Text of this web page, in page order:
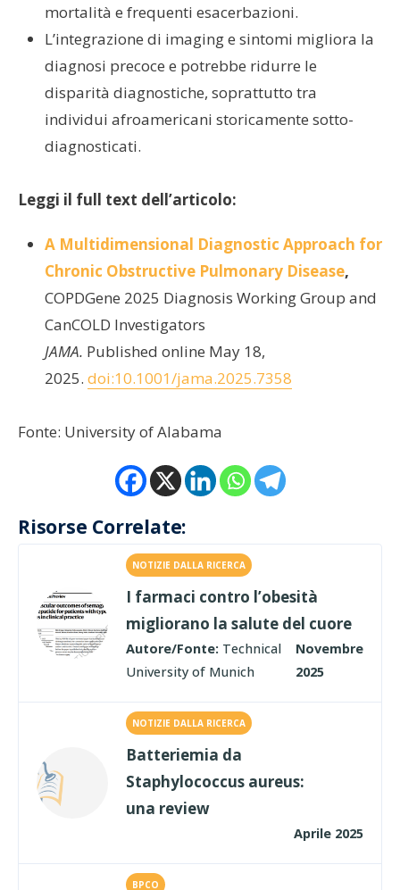
mortalità e frequenti esacerbazioni.
L’integrazione di imaging e sintomi migliora la
diagnosi precoce e potrebbe ridurre le
disparità diagnostiche, soprattutto tra
individui afroamericani storicamente sotto-
diagnosticati.
Leggi il full text dell’articolo:
A Multidimensional Diagnostic Approach for
Chronic Obstructive Pulmonary Disease,
COPDGene 2025 Diagnosis Working Group and
CanCOLD Investigators
JAMA. Published online May 18,
2025. doi:10.1001/jama.2025.7358
Fonte: University of Alabama
Risorse Correlate:
NOTIZIE DALLA RICERCA
I farmaci contro l’obesità
migliorano la salute del cuore
Autore/Fonte: Technical
University of Munich
Novembre
2025
NOTIZIE DALLA RICERCA
Batteriemia da
Staphylococcus aureus:
una review
Aprile 2025
BPCO